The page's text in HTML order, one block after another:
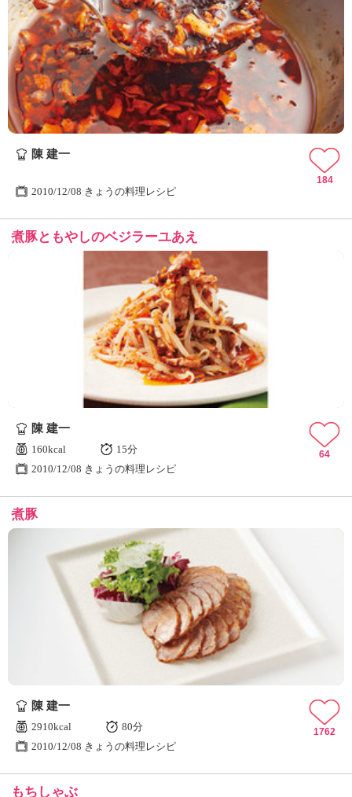
陳 建一
2010/12/08 きょうの料理レシピ
184
煮豚ともやしのベジラーユあえ
陳 建一
160kcal
15分
2010/12/08 きょうの料理レシピ
64
煮豚
陳 建一
2910kcal
80分
2010/12/08 きょうの料理レシピ
1762
もちしゃぶ